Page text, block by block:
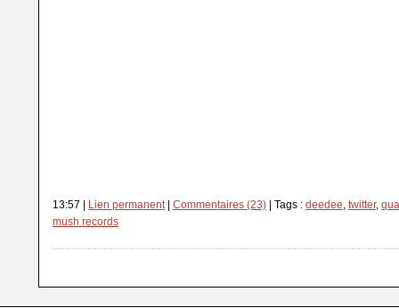
13:57 | Lien permanent| Commentaires (23) | Tags : deedee, twitter,
mush records